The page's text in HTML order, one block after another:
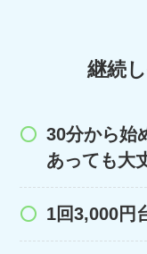
継続
30分から始
あっても大
1回3,000円